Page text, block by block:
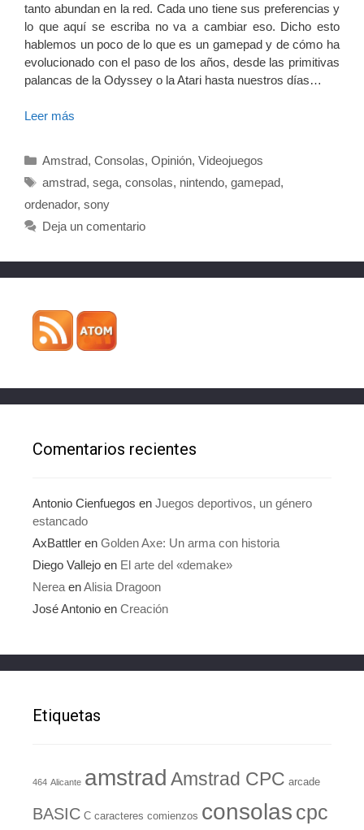
tanto abundan en la red. Cada uno tiene sus preferencias y
lo que aquí se escriba no va a cambiar eso. Dicho esto
hablemos un poco de lo que es un gamepad y de cómo ha
evolucionado con el paso de los años, desde las primitivas
palancas de la Odyssey o la Atari hasta nuestros días…
Leer más
Categorías
Amstrad, Consolas, Opinión, Videojuegos
Etiquetas
amstrad, sega, consolas, nintendo, gamepad,
ordenador, sony
Deja un comentario
Comentarios recientes
Antonio Cienfuegos en Juegos deportivos, un género
estancado
AxBattler en Golden Axe: Un arma con historia
Diego Vallejo en El arte del «demake»
Nerea enAlisia Dragoon
José Antonio en Creación
Etiquetas
464 Alicante amstrad Amstrad CPC arcade
BASIC C caracteres comienzos consolas cpc